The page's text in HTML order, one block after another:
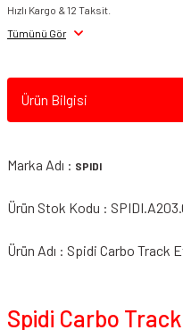
Hızlı Kargo & 12 Taksit.
Tümünü Gör
Ürün Bilgisi
Marka Adı : SPIDI
Ürün Stok Kodu :
Ürün Adı : Spidi Carbo Track
Spidi Carbo